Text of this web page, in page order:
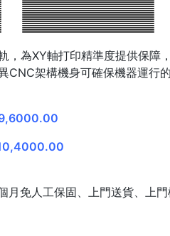
，為XY軸打印精準度提供保障
CNC架構機身可確保機器運行
月免人工保固、上門送貨、上